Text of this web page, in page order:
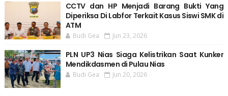
CCTV dan HP Menjadi Barang Bukti Yang
Diperiksa Di Labfor Terkait Kasus Siswi SMK di
ATM
Budi Gea Jun 23, 2026
PLN UP3 Nias Siaga Kelistrikan Saat Kunker
Mendikdasmen di Pulau Nias
Budi Gea Jun 20, 2026